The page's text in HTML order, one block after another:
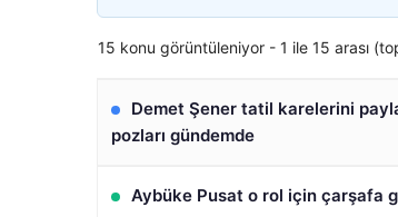
15 konu görüntüleniyor - 1 ile 15 arası
Demet Şener tatil karelerini
pozları gündemde
Aybüke Pusat o rol için çarşafa